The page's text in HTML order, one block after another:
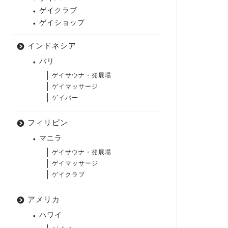
ゲイクラブ
ゲイショップ
インドネシア
バリ
ゲイサウナ・発展場
ゲイマッサージ
ゲイバー
フィリピン
マニラ
ゲイサウナ・発展場
ゲイマッサージ
ゲイクラブ
アメリカ
ハワイ